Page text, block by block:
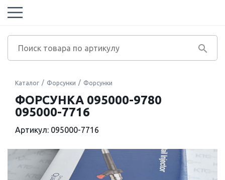
Каталог Форсунки Форсунки
ФОРСУНКА 095000-9780
095000-7716
Артикул: 095000-7716